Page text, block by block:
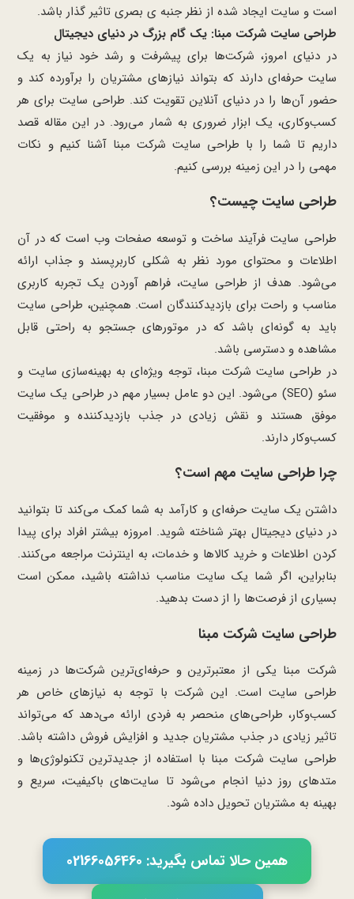
است و سایت ایجاد شده از نظر جنبه ی بصری تاثیر گذار باشد.
طراحی سایت شرکت مبنا: یک گام بزرگ در دنیای دیجیتال
در دنیای امروز، شرکت‌ها برای پیشرفت و رشد خود نیاز به یک
سایت حرفه‌ای دارند که بتواند نیازهای مشتریان را برآورده کند و
حضور آن‌ها را در دنیای آنلاین تقویت کند. طراحی سایت برای هر
کسب‌وکاری، یک ابزار ضروری به شمار می‌رود. در این مقاله قصد
داریم تا شما را با طراحی سایت شرکت مبنا آشنا کنیم و نکات
مهمی را در این زمینه بررسی کنیم.
طراحی سایت چیست؟
طراحی سایت فرآیند ساخت و توسعه صفحات وب است که در آن
اطلاعات و محتوای مورد نظر به شکلی کاربرپسند و جذاب ارائه
می‌شود. هدف از طراحی سایت، فراهم آوردن یک تجربه کاربری
مناسب و راحت برای بازدیدکنندگان است. همچنین، طراحی سایت
باید به گونه‌ای باشد که در موتورهای جستجو به راحتی قابل
مشاهده و دسترسی باشد.
در طراحی سایت شرکت مبنا، توجه ویژه‌ای به بهینه‌سازی سایت و
سئو (SEO) می‌شود. این دو عامل بسیار مهم در طراحی یک سایت
موفق هستند و نقش زیادی در جذب بازدیدکننده و موفقیت
کسب‌وکار دارند.
چرا طراحی سایت مهم است؟
داشتن یک سایت حرفه‌ای و کارآمد به شما کمک می‌کند تا بتوانید
در دنیای دیجیتال بهتر شناخته شوید. امروزه بیشتر افراد برای پیدا
کردن اطلاعات و خرید کالاها و خدمات، به اینترنت مراجعه می‌کنند.
بنابراین، اگر شما یک سایت مناسب نداشته باشید، ممکن است
بسیاری از فرصت‌ها را از دست بدهید.
طراحی سایت شرکت مبنا
شرکت مبنا یکی از معتبرترین و حرفه‌ای‌ترین شرکت‌ها در زمینه
طراحی سایت است. این شرکت با توجه به نیازهای خاص هر
کسب‌وکار، طراحی‌های منحصر به فردی ارائه می‌دهد که می‌تواند
تاثیر زیادی در جذب مشتریان جدید و افزایش فروش داشته باشد.
طراحی سایت شرکت مبنا با استفاده از جدیدترین تکنولوژی‌ها و
متدهای روز دنیا انجام می‌شود تا سایت‌های باکیفیت، سریع و
بهینه به مشتریان تحویل داده شود.
همین حالا تماس بگیرید: 02166056460